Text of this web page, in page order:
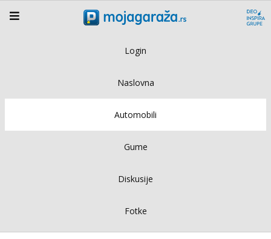
Login
Naslovna
Automobili
Gume
Diskusije
Fotke